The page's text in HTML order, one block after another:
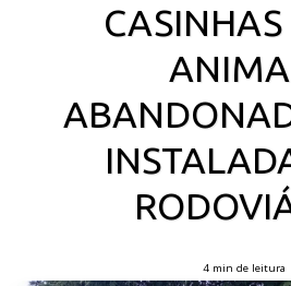
4 min de leitura